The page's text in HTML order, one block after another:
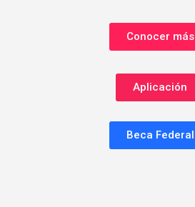
Conocer más
Aplicación
Beca Federal